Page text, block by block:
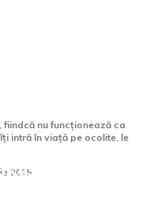
fiindcă nu funcționează ca
intră în viață pe ocolite, le
2025
casă funcțională